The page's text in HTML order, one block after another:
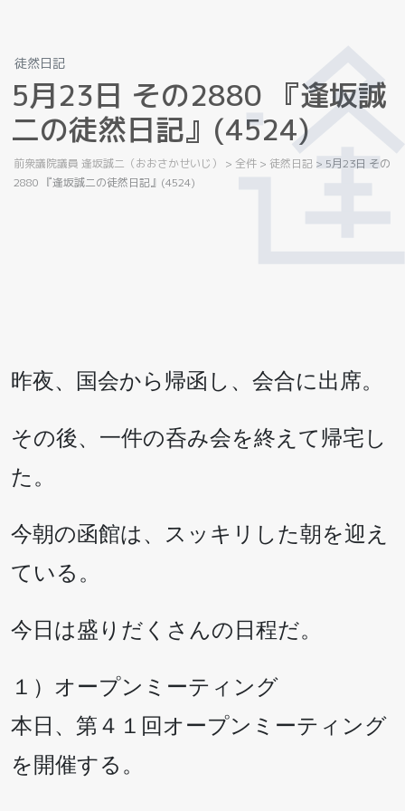
徒然日記
5月23日 その2880 『逢坂誠
二の徒然日記』 (4524)
前衆議院議員 逢坂誠二（おおさかせいじ） > 全件 > 徒然日記 > 5月23日 その
2880 『逢坂誠二の徒然日記』(4524)
昨夜、国会から帰函し、会合に出席。
その後、一件の呑み会を終えて帰宅し
た。
今朝の函館は、スッキリした朝を迎え
ている。
今日は盛りだくさんの日程だ。
１）オープンミーティング
本日、第４１回オープンミーティング
を開催する。